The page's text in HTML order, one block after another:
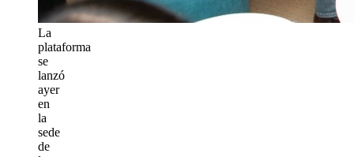
La
plataforma
se
lanzó
ayer
en
la
sede
de